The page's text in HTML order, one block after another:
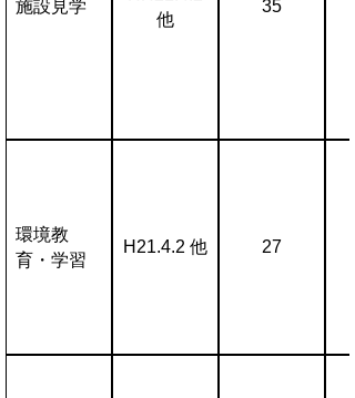
施設見学
他
35
環境教
育・学習
H21.4.2 他 27